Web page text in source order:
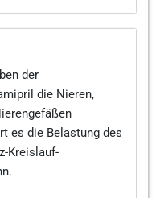
der
die Nieren,
es die Belastung des
Kreislauf-